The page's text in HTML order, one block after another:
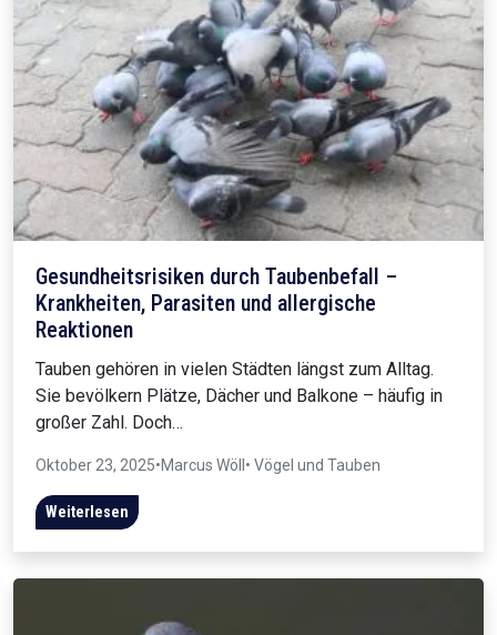
Gesundheitsrisiken durch Taubenbefall –
Krankheiten, Parasiten und allergische
Reaktionen
Tauben gehören in vielen Städten längst zum Alltag.
Sie bevölkern Plätze, Dächer und Balkone – häufig in
großer Zahl. Doch…
Oktober 23, 2025•Marcus Wöll • Vögel und Tauben
Weiterlesen